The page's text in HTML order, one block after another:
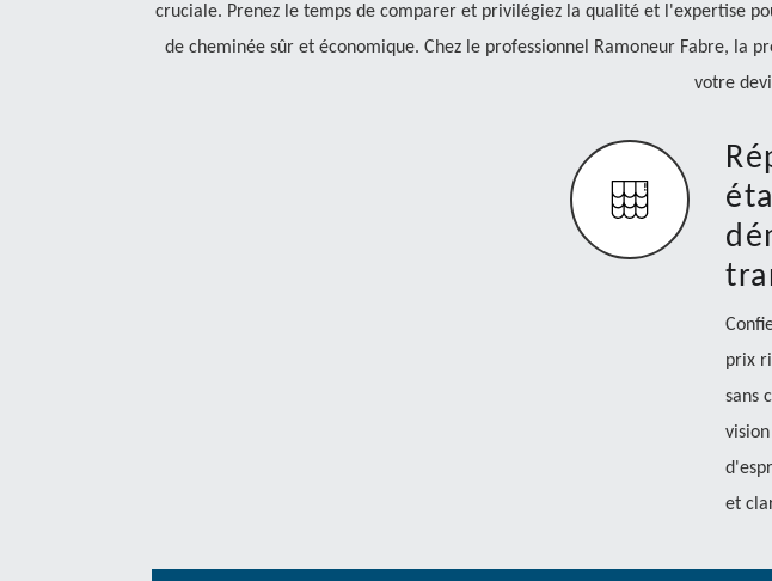
cruciale. Prenez le temps de comparer et privilégiez la qualité et l'expertise
de cheminée sûr et économique. Chez le professionnel Ramoneur Fabre, la
votre
prix
sans
et